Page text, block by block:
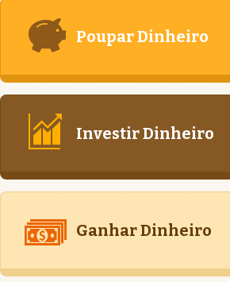
Poupar Dinheiro
Investir Dinheiro
Ganhar Dinheiro